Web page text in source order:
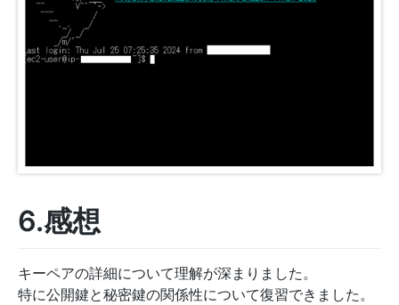
6.感想
キーペアの詳細について理解が深まりました。
特に公開鍵と秘密鍵の関係性について復習できました。